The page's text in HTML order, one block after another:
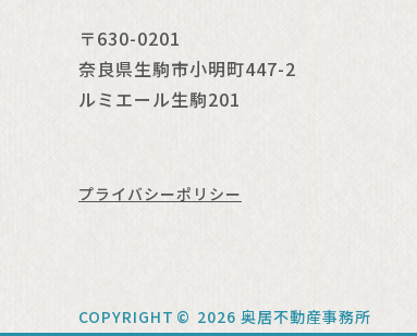
〒630-0201
奈良県生駒市小明町447-2
ルミエール生駒201
プライバシーポリシー
COPYRIGHT © 2026 奥居不動産事務所